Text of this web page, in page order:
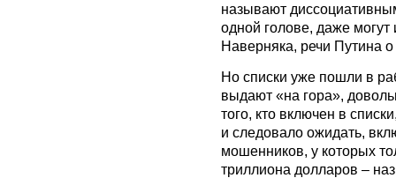
называют
одной голове, даже могут
Наверняка, речи Путина
Но списки уже пошли в
выдают «на гора»,
того, кто включен в
и следовало ожидать,
мошенников, у которых
триллиона долларов –